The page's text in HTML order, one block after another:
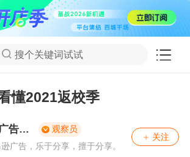
搜个关键词试试
懂2021返校季
告干
观察员
广告，乐于分享，擅于分享。
关注